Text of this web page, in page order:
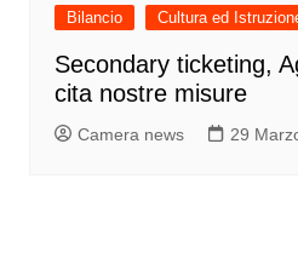
Bilancio Cultura ed
Secondary ticketing,
cita nostre misure
Camera news 29